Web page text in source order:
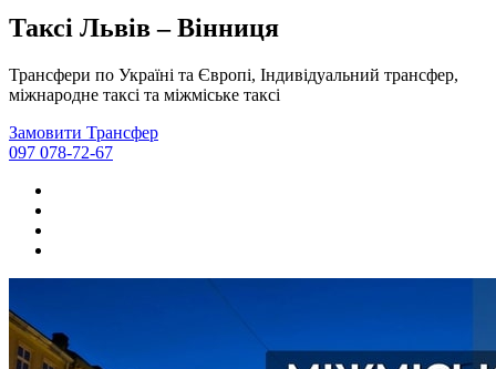
Таксі Львів – Вінниця
Трансфери по Україні та Європі, Індивідуальний трансфер,
міжнародне таксі та міжміське таксі
Замовити Трансфер
097 078-72-67